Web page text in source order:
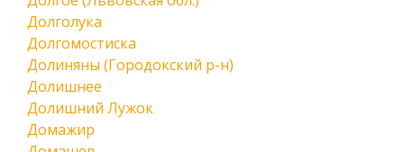
Долголука
Долгомостиска
Долиняны (Городокский р-н)
Долишнее
Долишний Лужок
Домажир